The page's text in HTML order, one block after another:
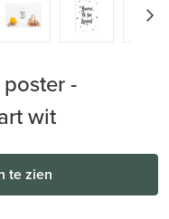
-
wit
te zien